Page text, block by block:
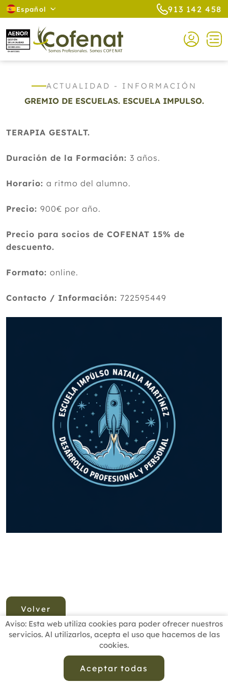
Español 913 142 458
ACTUALIDAD - INFORMACIÓN
GREMIO DE ESCUELAS. ESCUELA IMPULSO.
TERAPIA GESTALT.
Duración de la Formación: 3 años.
Horario: a ritmo del alumno.
Precio: 900€ por año.
Precio para socios de COFENAT 15% de
descuento.
Formato: online.
Contacto / Información: 722595449
Volver
Aviso: Esta web utiliza cookies para poder ofrecer nuestros
servicios. Al utilizarlos, acepta el uso que hacemos de las
cookies.
Aceptar todas
BUSCADOR PROFESIONALES
ESCUELAS RECOMENDADAS
CONTACTO